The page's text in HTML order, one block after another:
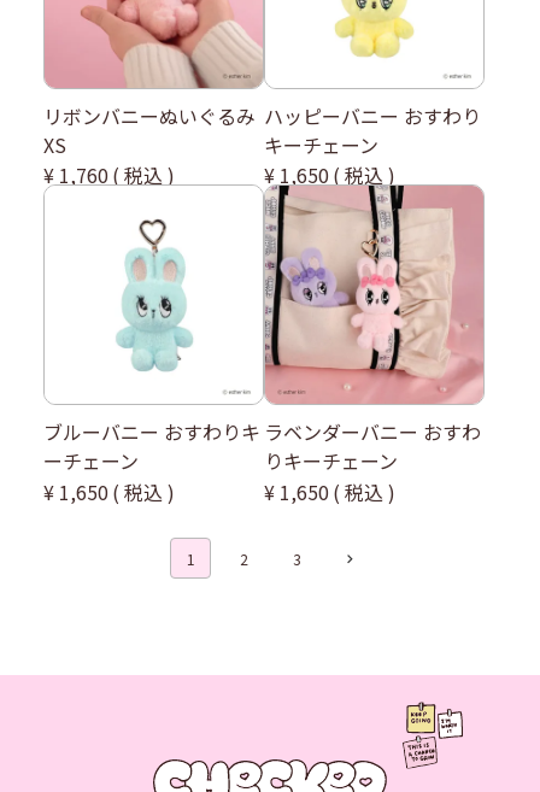
リボンバニーぬいぐるみ
XS
¥ 1,760 税込
ハッピーバニー おすわり
キーチェーン
¥ 1,650 税込
ブルーバニー おすわりキ
ーチェーン
¥ 1,650 税込
ラベンダーバニー おすわ
りキーチェーン
¥ 1,650 税込
1 2 3